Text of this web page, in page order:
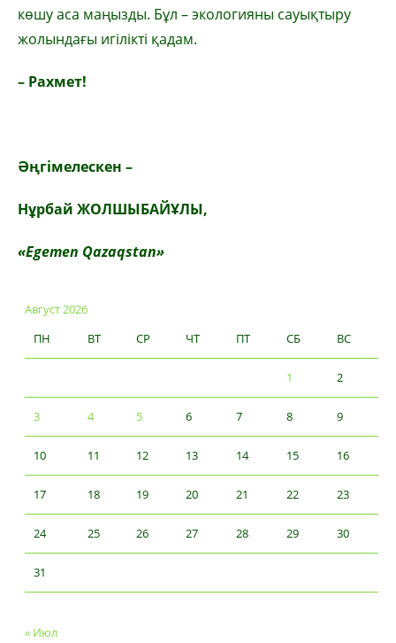
көшу аса маңызды. Бұл – экологияны сауықтыру
жолындағы игілікті қадам.
– Рахмет!
Әңгімелескен –
Нұрбай ЖОЛШЫБАЙҰЛЫ,
«Egemen Qazaqstan»
Август 2026
ПН
ВТ СР ЧТ ПТ СБ ВС
1 2
3 4 5 6 7 8 9
10 11 12 13 14 15 16
17 18 19 20 21 22 23
24 25 26 27 28 29 30
31
« Июл